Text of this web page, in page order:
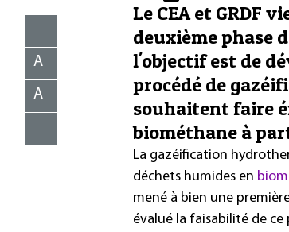
A
A
Le CEA et GRDF
deuxième phase
l'objectif est de
procédé de
souhaitent faire
biométhane à
La gazéification
déchets humides en
mené à bien une
évalué la faisabilité de ce